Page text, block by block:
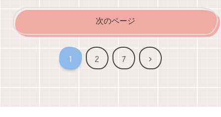
次のページ
1 2 7
次